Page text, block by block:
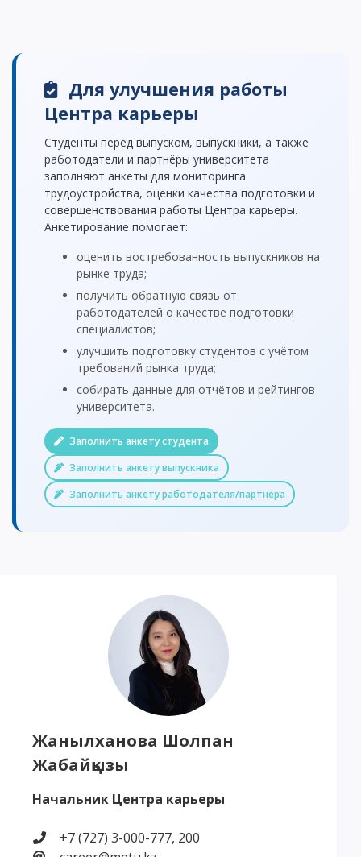
Для улучшения работы
Центра карьеры
Студенты перед выпуском, выпускники, а также
работодатели и партнёры университета
заполняют анкеты для мониторинга
трудоустройства, оценки качества подготовки и
совершенствования работы Центра карьеры.
Анкетирование помогает:
оценить востребованность выпускников на
рынке труда;
получить обратную связь от
работодателей о качестве подготовки
специалистов;
улучшить подготовку студентов с учётом
требований рынка труда;
собирать данные для отчётов и рейтингов
университета.
Заполнить анкету студента
Заполнить анкету выпускника
Заполнить анкету работодателя/партнера
Жанылханова Шолпан
Жабайқызы
Начальник Центра карьеры
+7 (727) 3-000-777, 200